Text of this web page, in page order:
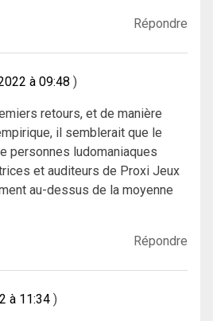
Répondre
à 09:48
retours, et de manière
il semblerait que le
personnes ludomaniaques
et auditeurs de Proxi Jeux
au-dessus de la moyenne
Répondre
à 11:34